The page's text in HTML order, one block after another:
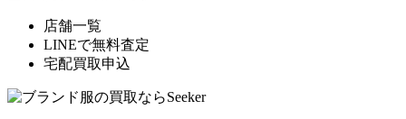
店舗一覧
LINEで無料査定
宅配買取申込